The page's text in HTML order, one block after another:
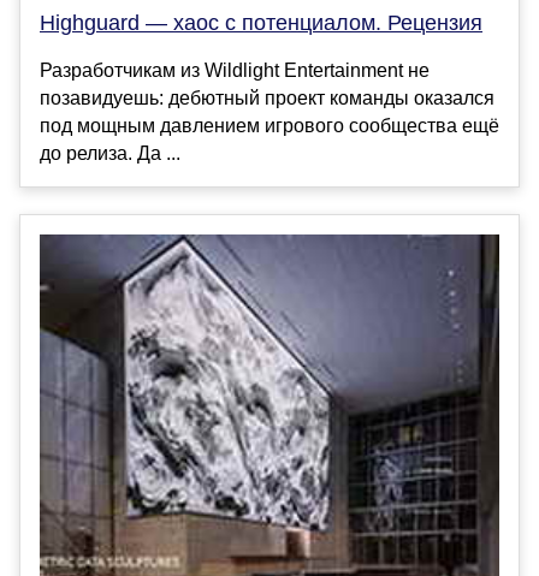
Highguard — хаос с потенциалом. Рецензия
Разработчикам из Wildlight Entertainment не
позавидуешь: дебютный проект команды оказался
под мощным давлением игрового сообщества ещё
до релиза. Да ...